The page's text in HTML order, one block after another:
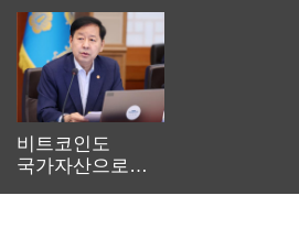
비트코인도
국가자산으로…'